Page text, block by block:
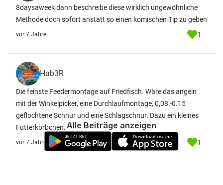
8daysaweek dann beschreibe diese wirklich ungewöhnliche
Methode doch sofort anstatt so einen komischen Tip zu geben
vor 7 Jahre 1
Hab3R
Die feinste Feedermontage auf Friedfisch. Wäre das angeln
mit der Winkelpicker, eine Durchlaufmontage, 0,08 -0.15
geflochtene Schnur und eine Schlagschnur. Dazu ein kleines
Futterkörbchen.
vor 7 Jahre 1
Alle Beiträge anzeigen